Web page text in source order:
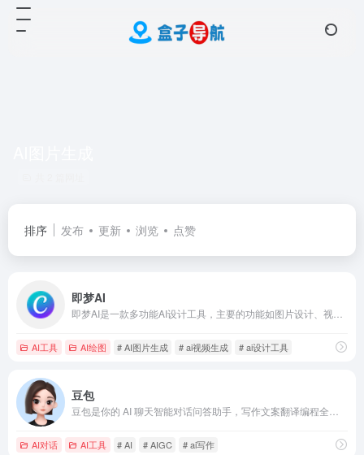
排序 发布 更新 浏览 点赞
即梦AI
AI工具 AI绘图 # AI图片生成 # ai视频生成 # ai设计工具
豆包
AI对话 AI工具 # AI # AIGC # ai写作